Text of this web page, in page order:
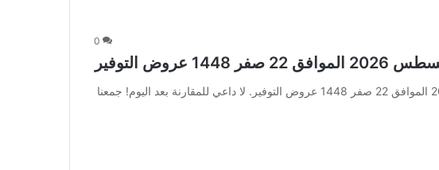
0
عروض نوري الأسبوعية 5 أغسطس 2026 الموافق 22 صفر 1448 عروض التوفير. لا داعي للمقارنة بعد اليوم! جمعنا